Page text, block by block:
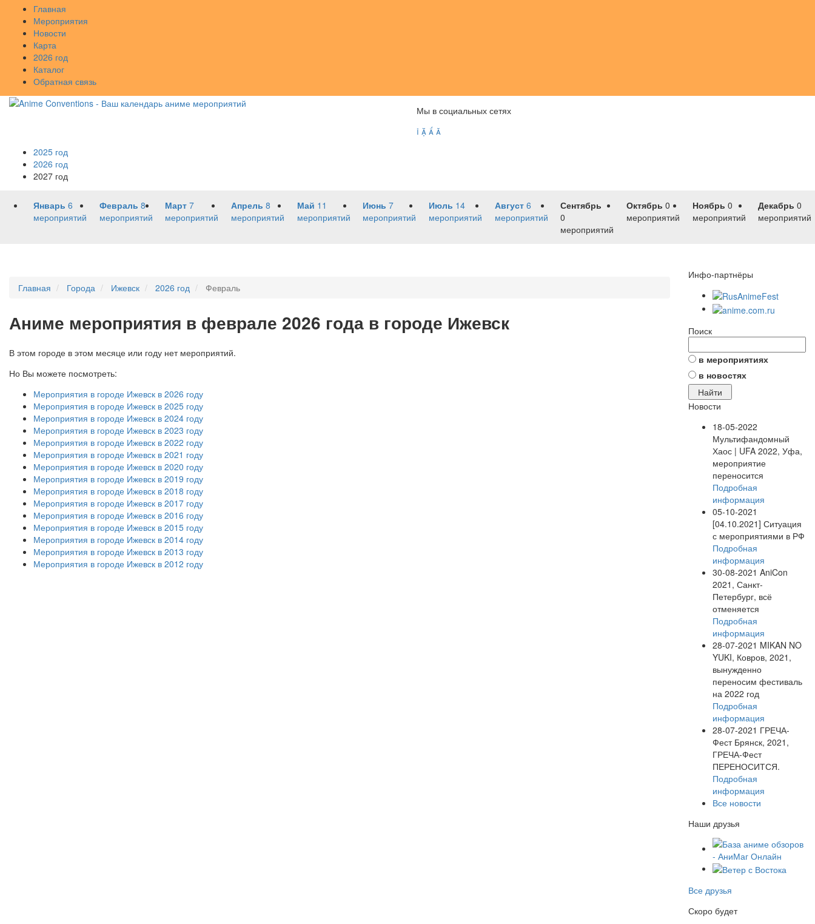
Главная
Мероприятия
Новости
Карта
2026 год
Каталог
Обратная связь
Мы в социальных сетях
   
2025 год
2026 год
2027 год
Январь 6
мероприятий
Февраль 8
мероприятий
Март 7
мероприятий
Апрель 8
мероприятий
Май 11
мероприятий
Июнь 7
мероприятий
Июль 14
мероприятий
Август 6
мероприятий
Сентябрь
0
мероприятий
Октябрь 0
мероприятий
Ноябрь 0
мероприятий
Декабрь 0
мероприятий
Главная Города Ижевск 2026 год Февраль
Аниме мероприятия в феврале 2026 года в городе Ижевск
В этом городе в этом месяце или году нет мероприятий.
Но Вы можете посмотреть:
Мероприятия в городе Ижевск в 2026 году
Мероприятия в городе Ижевск в 2025 году
Мероприятия в городе Ижевск в 2024 году
Мероприятия в городе Ижевск в 2023 году
Мероприятия в городе Ижевск в 2022 году
Мероприятия в городе Ижевск в 2021 году
Мероприятия в городе Ижевск в 2020 году
Мероприятия в городе Ижевск в 2019 году
Мероприятия в городе Ижевск в 2018 году
Мероприятия в городе Ижевск в 2017 году
Мероприятия в городе Ижевск в 2016 году
Мероприятия в городе Ижевск в 2015 году
Мероприятия в городе Ижевск в 2014 году
Мероприятия в городе Ижевск в 2013 году
Мероприятия в городе Ижевск в 2012 году
Инфо-партнёры
Поиск
в мероприятиях
в новостях
Новости
18-05-2022
Мультифандомный
Хаос | UFA 2022, Уфа,
мероприятие
переносится
Подробная
информация
05-10-2021
[04.10.2021] Ситуация
с мероприятиями в РФ
Подробная
информация
30-08-2021 AniCon
2021, Санкт-
Петербург, всё
отменяется
Подробная
информация
28-07-2021 MIKAN NO
YUKI, Ковров, 2021,
вынужденно
переносим фестиваль
на 2022 год
Подробная
информация
28-07-2021 ГРЕЧА-
Фест Брянск, 2021,
ГРЕЧА-Фест
ПЕРЕНОСИТСЯ.
Подробная
информация
Все новости
Наши друзья
Все друзья
Скоро будет